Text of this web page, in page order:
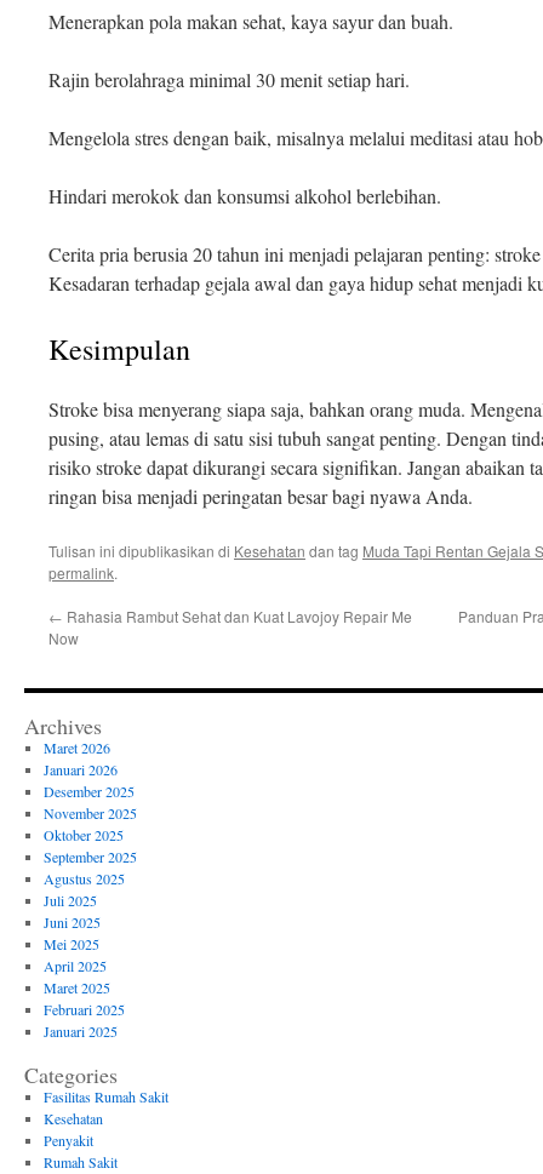
Menerapkan pola makan sehat, kaya sayur dan buah.
Rajin berolahraga minimal 30 menit setiap hari.
Mengelola stres dengan baik, misalnya melalui meditasi atau
Hindari merokok dan konsumsi alkohol berlebihan.
Cerita pria berusia 20 tahun ini menjadi pelajaran penting:
Kesadaran terhadap gejala awal dan gaya hidup sehat menjadi
Kesimpulan
Stroke bisa menyerang siapa saja, bahkan orang muda.
pusing, atau lemas di satu sisi tubuh sangat penting. Dengan
risiko stroke dapat dikurangi secara signifikan. Jangan abaikan
ringan bisa menjadi peringatan besar bagi nyawa Anda.
Tulisan ini dipublikasikan di Kesehatan dan tag Muda Tapi Rentan Gejala
permalink.
← Rahasia Rambut Sehat dan Kuat Lavojoy Repair Me
Now
Panduan
Archives
Maret 2026
Januari 2026
Desember 2025
November 2025
Oktober 2025
September 2025
Agustus 2025
Juli 2025
Juni 2025
Mei 2025
April 2025
Maret 2025
Februari 2025
Januari 2025
Categories
Fasilitas Rumah Sakit
Kesehatan
Penyakit
Rumah Sakit